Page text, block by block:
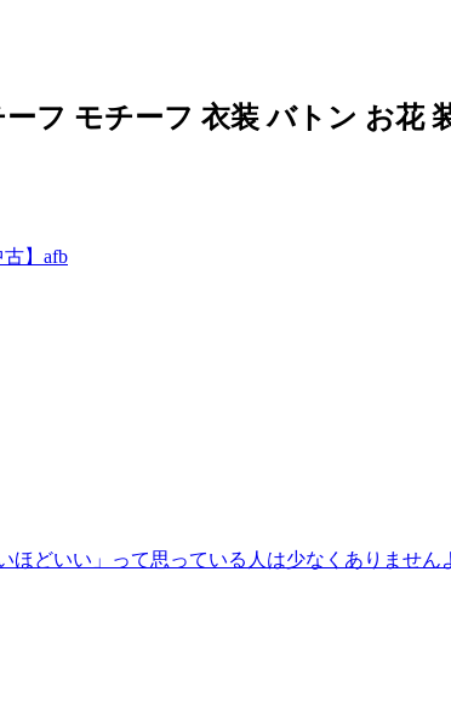
フ モチーフ 衣装 バトン お花
】afb
どいい」って思っている人は少なくありません